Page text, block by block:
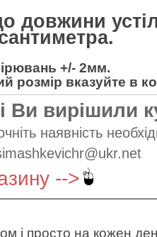
довжини
+/- 2мм.
розмір вказуйте в
Ви вирішили
наявність
-->
і просто на кожен